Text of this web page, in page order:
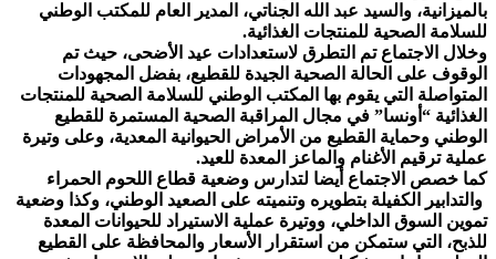
بالميزانية، والسيد عبد الله الجناتي، المدير العام للمكتب الوطني
للسلامة الصحية للمنتجات الغذائية.
وخلال الاجتماع تم التطرق لاستعدادات عيد الأضحى، حيث تم
الوقوف على الحالة الصحية الجيدة للقطيع، بفضل ‏المجهودات
المتواصلة التي يقوم بها المكتب الوطني للسلامة الصحية للمنتجات
الغذائية “أونسا” في مجال ‏المراقبة الصحية المستمرة للقطيع
الوطني وحماية القطيع من الأمراض الحيوانية المعدية، وعلى ‏وتيرة
عملية ترقيم الأغنام والماعز المعدة للعيد.
كما خصص الاجتماع أيضا لتدارس وضعية قطاع اللحوم الحمراء
والتدابير الكفيلة بتطويره وتنميته على الصعيد الوطني، وكذا وضعية
تموين السوق الداخلي، ووتيرة عملية الاستيراد للحيوانات المعدة
للذبح، التي ستمكن من استقرار الأسعار والمحافظة على القطيع